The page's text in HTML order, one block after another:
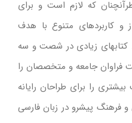
که لازم است و برای
و کاربردهای متنوع با هدف
کتابهای زیادی در شصت و سه
فراوان جامعه و متخصصان را
را برای طراحان رایانه
فرهنگ پیشرو در زبان فارسی